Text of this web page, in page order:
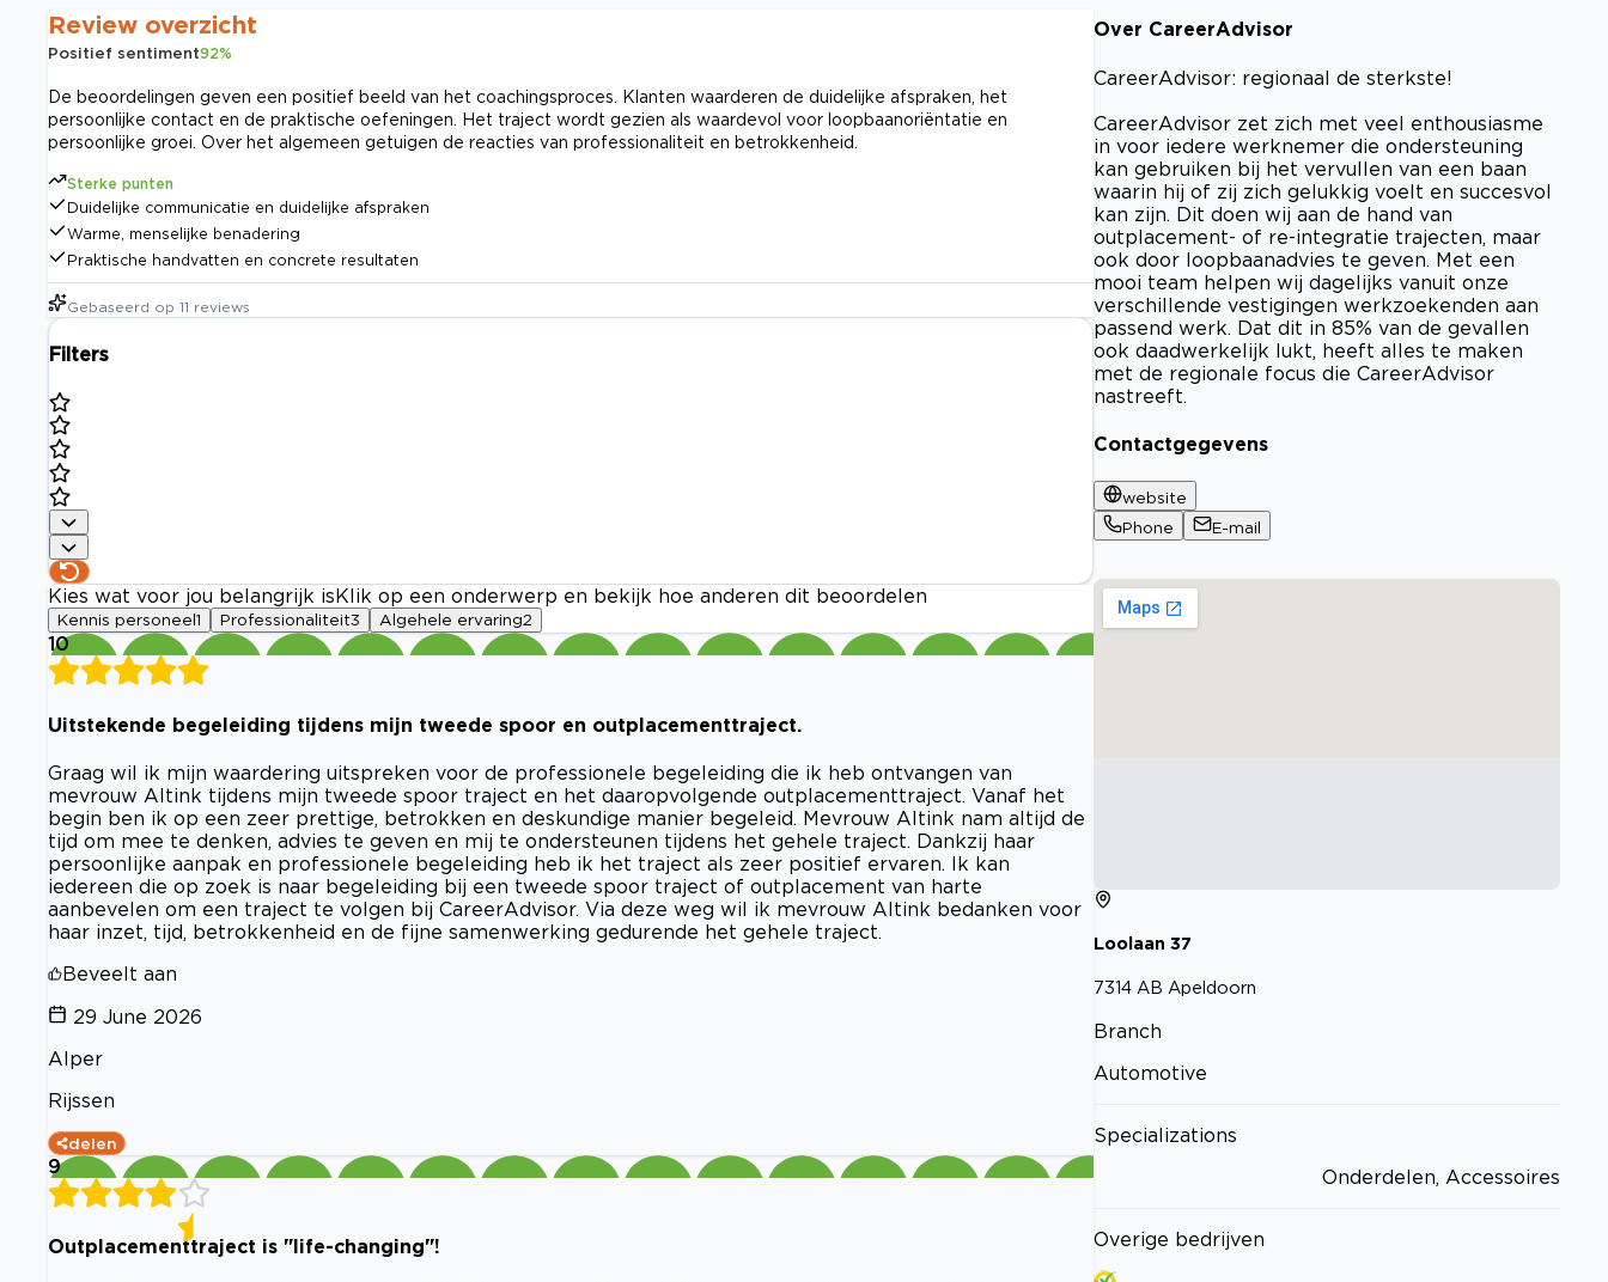
Review overzicht
Positief sentiment92%
De beoordelingen geven een positief beeld van het coachingsproces. Klanten waarderen de duidelijke afspraken, het
persoonlijke contact en de praktische oefeningen. Het traject wordt gezien als waardevol voor loopbaanoriëntatie en
persoonlijke groei. Over het algemeen getuigen de reacties van professionaliteit en betrokkenheid.
Sterke punten
Duidelijke communicatie en duidelijke afspraken
Warme, menselijke benadering
Praktische handvatten en concrete resultaten
Gebaseerd op 11 reviews
Filters
Kies wat voor jou belangrijk is Klik op een onderwerp en bekijk hoe anderen dit beoordelen
Kennis personeel 1 Professionaliteit3 Algehele ervaring2
10
Uitstekende begeleiding tijdens mijn tweede spoor en outplacementtraject.
Graag wil ik mijn waardering uitspreken voor de professionele begeleiding die ik heb ontvangen van
mevrouw Altink tijdens mijn tweede spoor traject en het daaropvolgende outplacementtraject. Vanaf het
begin ben ik op een zeer prettige, betrokken en deskundige manier begeleid. Mevrouw Altink nam altijd de
tijd om mee te denken, advies te geven en mij te ondersteunen tijdens het gehele traject. Dankzij haar
persoonlijke aanpak en professionele begeleiding heb ik het traject als zeer positief ervaren. Ik kan
iedereen die op zoek is naar begeleiding bij een tweede spoor traject of outplacement van harte
aanbevelen om een traject te volgen bij CareerAdvisor. Via deze weg wil ik mevrouw Altink bedanken voor
haar inzet, tijd, betrokkenheid en de fijne samenwerking gedurende het gehele traject.
Beveelt aan
29 June 2026
Alper
Rijssen
delen
9
Outplacementtraject is "life-changing"!
Over CareerAdvisor
CareerAdvisor: regionaal de sterkste!
CareerAdvisor zet zich met veel enthousiasme
in voor iedere werknemer die ondersteuning
kan gebruiken bij het vervullen van een baan
waarin hij of zij zich gelukkig voelt en succesvol
kan zijn. Dit doen wij aan de hand van
outplacement- of re-integratie trajecten, maar
ook door loopbaanadvies te geven. Met een
mooi team helpen wij dagelijks vanuit onze
verschillende vestigingen werkzoekenden aan
passend werk. Dat dit in 85% van de gevallen
ook daadwerkelijk lukt, heeft alles te maken
met de regionale focus die CareerAdvisor
nastreeft.
Contactgegevens
website
Phone
E-mail
Loolaan 37
7314 AB Apeldoorn
Branch
Automotive
Specializations
Onderdelen, Accessoires
Overige bedrijven